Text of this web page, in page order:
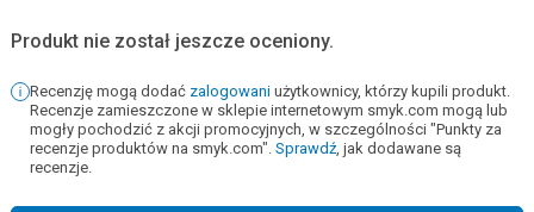
Produkt nie został jeszcze oceniony.
Recenzję mogą dodać zalogowani użytkownicy, którzy kupili produkt.
Recenzje zamieszczone w sklepie internetowym smyk.com mogą lub
mogły pochodzić z akcji promocyjnych, w szczególności "Punkty za
recenzje produktów na smyk.com". Sprawdź, jak dodawane są
recenzje.